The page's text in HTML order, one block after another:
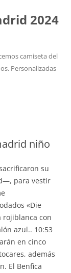
2024
camiseta del
Personalizadas
niño
su
para vestir
«Die
con
azul.. 10:53
en cinco
además
El Benfica